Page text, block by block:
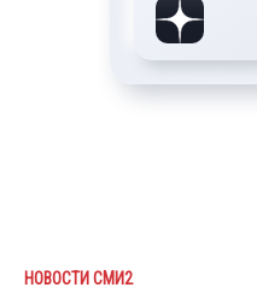
НОВОСТИ СМИ2